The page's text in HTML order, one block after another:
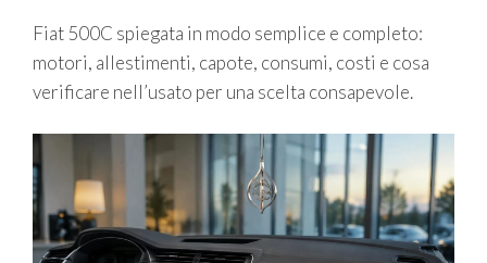
Fiat 500C spiegata in modo semplice e completo:
motori, allestimenti, capote, consumi, costi e cosa
verificare nell’usato per una scelta consapevole.